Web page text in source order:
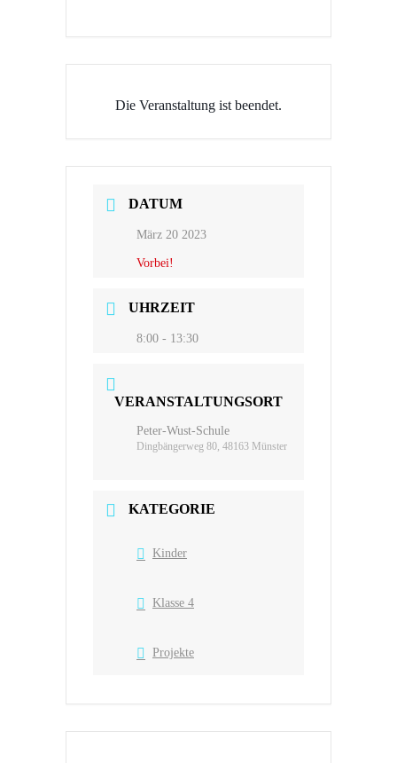
Die Veranstaltung ist beendet.
DATUM
März 20 2023
Vorbei!
UHRZEIT
8:00 - 13:30
VERANSTALTUNGSORT
Peter-Wust-Schule
Dingbängerweg 80, 48163 Münster
KATEGORIE
Kinder
Klasse 4
Projekte